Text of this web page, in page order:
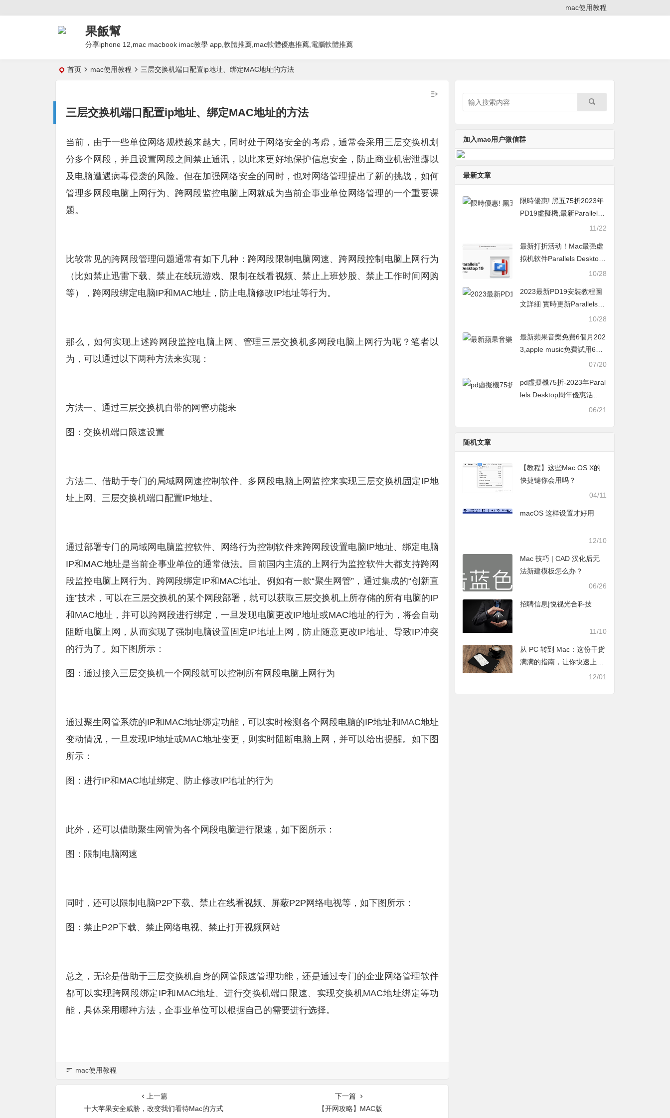
mac使用教程
果飯幫
分享iphone 12,mac macbook imac教學 app,軟體推薦,mac軟體優惠推薦,電腦軟體推薦
首页 mac使用教程 三层交换机端口配置ip地址、绑定MAC地址的方法
三层交换机端口配置ip地址、绑定MAC地址的方法
当前，由于一些单位网络规模越来越大，同时处于网络安全的考虑，通常会采用三层交换机划
分多个网段，并且设置网段之间禁止通讯，以此来更好地保护信息安全，防止商业机密泄露以
及电脑遭遇病毒侵袭的风险。但在加强网络安全的同时，也对网络管理提出了新的挑战，如何
管理多网段电脑上网行为、跨网段监控电脑上网就成为当前企事业单位网络管理的一个重要课
题。
比较常见的跨网段管理问题通常有如下几种：跨网段限制电脑网速、跨网段控制电脑上网行为
（比如禁止迅雷下载、禁止在线玩游戏、限制在线看视频、禁止上班炒股、禁止工作时间网购
等），跨网段绑定电脑IP和MAC地址，防止电脑修改IP地址等行为。
那么，如何实现上述跨网段监控电脑上网、管理三层交换机多网段电脑上网行为呢？笔者以
为，可以通过以下两种方法来实现：
方法一、通过三层交换机自带的网管功能来
图：交换机端口限速设置
方法二、借助于专门的局域网网速控制 软件、多网段电脑上网监控来实现三层交换机固定IP地
址上网、三层交换机端口配置IP地址。
通过部署专门的局域网电脑监控软件、网络行为控制软件来跨网段设置电脑IP地址、绑定电脑
IP和MAC地址是当前企事业单位的通常做法。目前国内主流的上网行为监控软件大都支持跨网
段监控电脑上网行为、跨网段绑定IP和MAC地址。例如有一款“聚生网管”， 通过集成的“创新直
连”技术，可以在三层交换机的某个网段部署，就可以获取三层交换机上所存储的所有电脑的IP
和MAC地址，并可以跨网段进行绑定，一旦发现电脑更改IP地址或MAC地址的行为，将会自动
阻断电脑上网，从而实现了强制电脑设置固定IP地址上网，防止随意更改IP地址、导致IP冲突
的行为了。如下图所示：
图：通过接入三层交换机一个网段就可以控制所有网段电脑上网行为
通过聚生网管系统的IP和MAC地址绑定功能，可以实时检测各个网段电脑的IP地址和MAC地址
变动情况，一旦发现IP地址或MAC地址变更，则实时阻断电脑上网，并可以给出提醒。如下图
所示：
图：进行IP和MAC地址绑定、防止修改IP地址的行为
此外，还可以借助聚生网管为各个网段电脑进行限速，如下图所示：
图：限制电脑网速
同时，还可以限制电脑P2P下载、禁止在线看视频、屏蔽P2P网络电视等，如下图所示：
图：禁止P2P下载、禁止网络电视、禁止打开视频网站
总之，无论是借助于三层交换机自身的网管限速管理功能，还是通过专门的企业网络管理软件
都可以实现跨网段绑定IP和MAC地址、进行交换机端口限速、实现交换机MAC地址绑定等功
能，具体采用哪种方法，企事业单位可以根据自己的需要进行选择。
mac使用教程
上一篇
十大苹果安全威胁，改变我们看待Mac的方式
下一篇
【开网攻略】MAC版
加入mac用户微信群
最新文章
限時優惠! 黑五75折2023年
PD19虛擬機,最新Parallels
11/22
最新打折活动！Mac最强虚
拟机软件Parallels Desktop
19 学生优惠+9折新人活动
10/28
2023最新PD19安裝教程圖
文詳細 實時更新Parallels D
esktop19購買優惠50%起10/28
最新蘋果音樂免費6個月202
3,apple music免費試用6個
07/20
pd虛擬機75折-2023年Paral
lels Desktop周年優惠活動
最新MAC軟體打折活動06/21
随机文章
【教程】这些Mac OS X的
快捷键你会用吗？
04/11
macOS 这样设置才好用
12/10
Mac 技巧 | CAD 汉化后无
法新建模板怎么办？
06/26
招聘信息|悦视光合科技
11/10
从 PC 转到 Mac：这份干货
满满的指南，让你快速上
12/01